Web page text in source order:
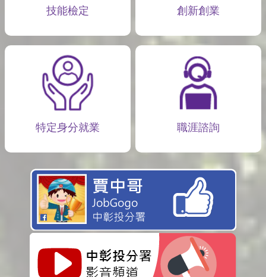
技能檢定 創新創業
特定身分就業 職涯諮詢